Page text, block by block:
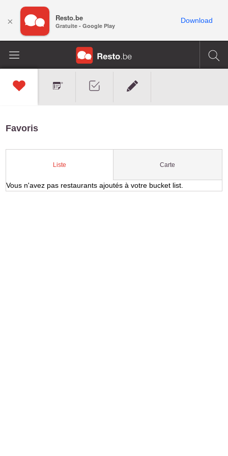
Favoris
Liste Carte
Vous n'avez pas restaurants ajoutés à votre bucket list.
× Resto.be
Gratuite - Google Play
Download